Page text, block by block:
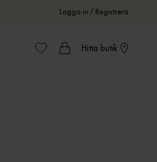
Logga in / Registrera
Hitta butik